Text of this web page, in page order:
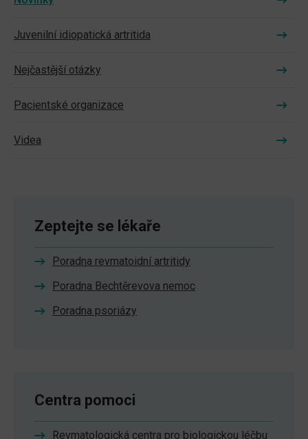
Juvenilní idiopatická artritida
Nejčastější otázky
Pacientské organizace
Videa
Zeptejte se lékaře
Poradna revmatoidní artritidy
Poradna Bechtěrevova nemoc
Poradna psoriázy
Centra pomoci
Revmatologická centra pro biologickou léčbu